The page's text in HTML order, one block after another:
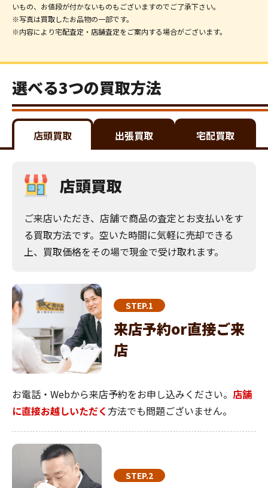
いもの、お値段が付かないものもございますのでご了承下さい。
※写真は買取したお品物の一部です。
※内容により宅配査定・店舗査定をご案内する場合がございます。
選べる3つの買取方法
店頭買取 出張買取 宅配買取
店頭買取
ご来店いただき、店舗で商品の査定とお支払いをす
る買取方法です。空いた時間に気軽に売却できる
上、買取価格をその場で現金で受け取れます。
STEP.1
来店予約or直接ご来
店
お電話・Webから来店予約をお申し込みください。 店舗
に直接お越しいただく 方法でも問題ございません。
STEP.2